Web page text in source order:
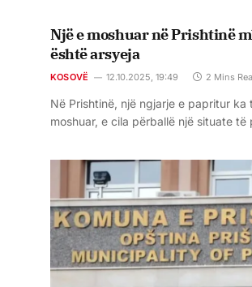
Një e moshuar në Prishtinë
është arsyeja
KOSOVË 12.10.2025, 19:49 2 Mins
Në Prishtinë, një ngjarje e papritur
moshuar, e cila përballë një situate